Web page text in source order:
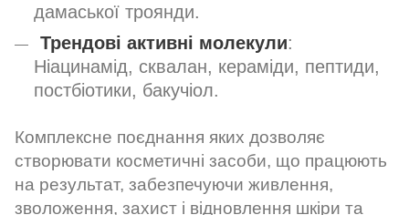
дамаської троянди.
Трендові активні молекули:
Ніацинамід, сквалан, кераміди, пептиди,
постбіотики, бакучіол.
Комплексне поєднання яких дозволяє
створювати косметичні засоби, що працюють
на результат, забезпечуючи живлення,
зволоження, захист і відновлення шкіри та